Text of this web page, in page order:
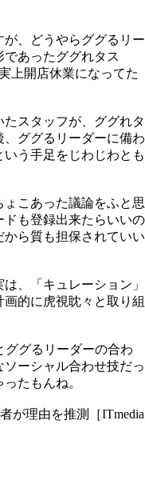
、どうやらググるリー
あったググれタス
上開店休業になってた
スタッフが、ググれタ
ググるリーダーに備わ
う手足をじわじわとも
こあった議論をふと思
も登録出来たらいいの
ら質も担保されていい
、「キュレーション」
的に虎視眈々と取り組
ググるリーダーの合わ
ーシャル合わせ技だっ
たもんね。
が理由を推測［ITmedia